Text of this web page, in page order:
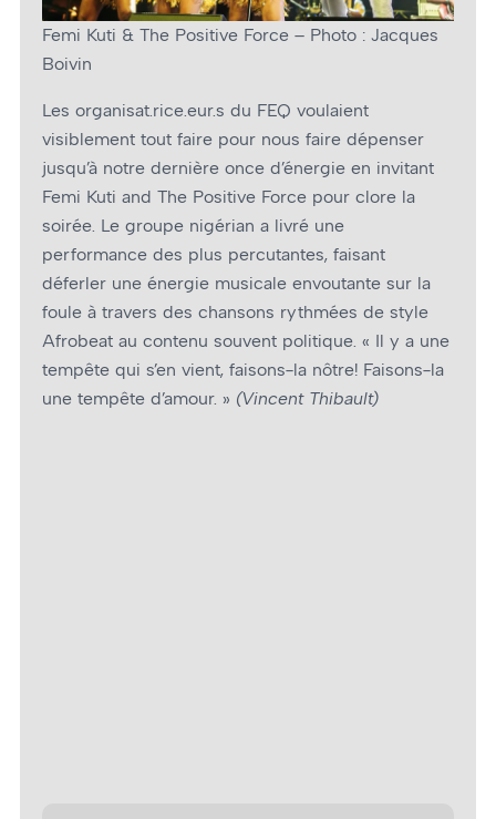
Femi Kuti & The Positive Force – Photo : Jacques
Boivin
Les organisat.rice.eur.s du FEQ voulaient
visiblement tout faire pour nous faire dépenser
jusqu’à notre dernière once d’énergie en invitant
Femi Kuti and The Positive Force pour clore la
soirée. Le groupe nigérian a livré une
performance des plus percutantes, faisant
déferler une énergie musicale envoutante sur la
foule à travers des chansons rythmées de style
Afrobeat au contenu souvent politique. « Il y a une
tempête qui s’en vient, faisons-la nôtre! Faisons-la
une tempête d’amour. » (Vincent Thibault)